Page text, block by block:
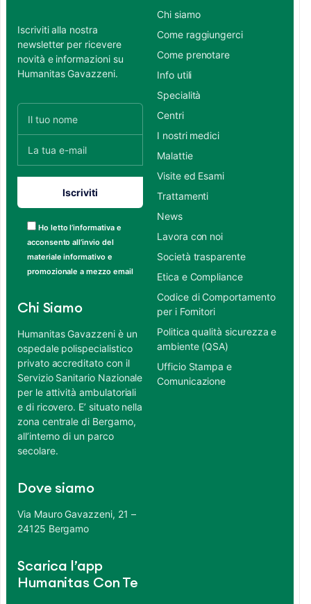
Iscriviti alla nostra
newsletter per ricevere
novità e informazioni su
Humanitas Gavazzeni.
Ho letto l’informativa e
acconsento all’invio del
materiale informativo e
promozionale a mezzo email
Chi Siamo
Humanitas Gavazzeni è un
ospedale polispecialistico
privato accreditato con il
Servizio Sanitario Nazionale
per le attività ambulatoriali
e di ricovero. E’ situato nella
zona centrale di Bergamo,
all’interno di un parco
secolare.
Dove siamo
Via Mauro Gavazzeni, 21 –
24125 Bergamo
Scarica l’app
Humanitas Con Te
Chi siamo
Come raggiungerci
Come prenotare
Info utili
Specialità
Centri
I nostri medici
Malattie
Visite ed Esami
Trattamenti
News
Lavora con noi
Società trasparente
Etica e Compliance
Codice di Comportamento
per i Fornitori
Politica qualità sicurezza e
ambiente (QSA)
Ufficio Stampa e
Comunicazione